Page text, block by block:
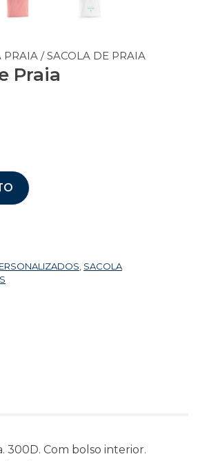
PRAIA / SACOLA DE PRAIA
Praia
SACOLA
300D. Com bolso interior.